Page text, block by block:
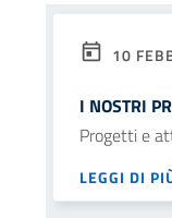
10
I NOSTRI
Progetti e
LEGGI DI